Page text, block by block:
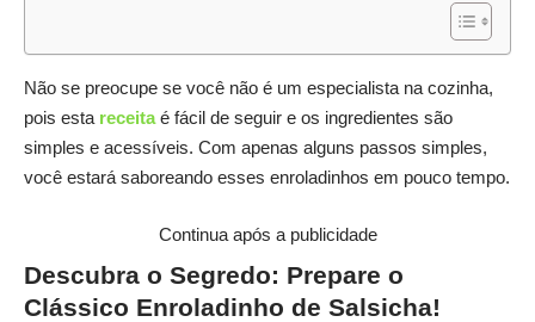
Não se preocupe se você não é um especialista na cozinha,
pois esta receitaé fácil de seguir e os ingredientes são
simples e acessíveis. Com apenas alguns passos simples,
você estará saboreando esses enroladinhos em pouco tempo.
Continua após a publicidade
Descubra o Segredo: Prepare o
Clássico Enroladinho de Salsicha!